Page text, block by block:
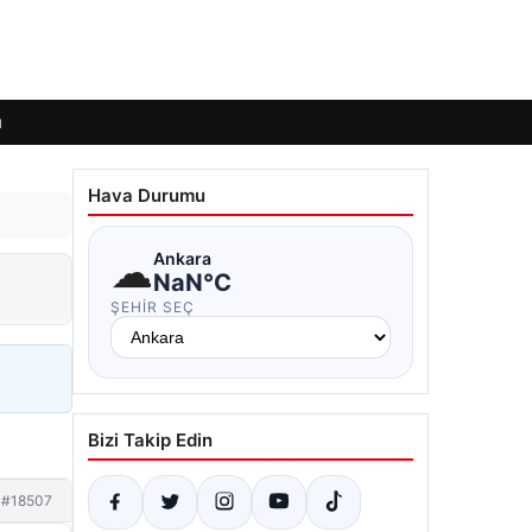
#18507
Hava Durumu
☁Ankara
NaN°C
ŞEHIR SEÇ
Bizi Takip Edin